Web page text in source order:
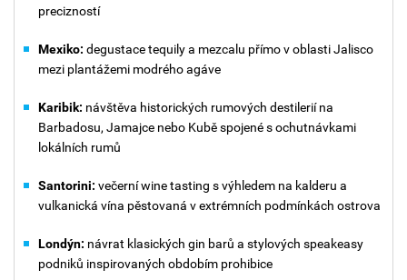
precizností
Mexiko: degustace tequily a mezcalu přímo v oblasti Jalisco
mezi plantážemi modrého agáve
Karibik: návštěva historických rumových destilerií na
Barbadosu, Jamajce nebo Kubě spojené s ochutnávkami
lokálních rumů
Santorini: večerní wine tasting s výhledem na kalderu a
vulkanická vína pěstovaná v extrémních podmínkách ostrova
Londýn: návrat klasických gin barů a stylových speakeasy
podniků inspirovaných obdobím prohibice